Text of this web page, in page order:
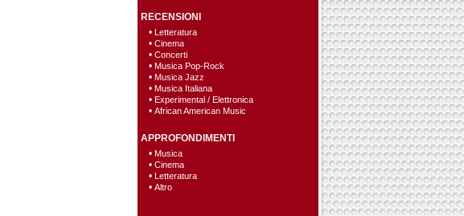
RECENSIONI
• Letteratura
• Cinema
• Concerti
• Musica Pop-Rock
• Musica Jazz
• Musica Italiana
• Experimental / Elettronica
• African American Music
APPROFONDIMENTI
• Musica
• Cinema
• Letteratura
• Altro